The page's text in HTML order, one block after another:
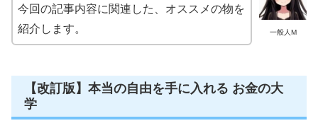
一般人M
今回の記事内容に関連した、オススメの物を
紹介します。
【改訂版】本当の自由を手に入れる お金の大
学